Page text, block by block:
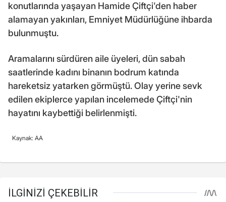
konutlarında yaşayan Hamide Çiftçi'den haber
alamayan yakınları, Emniyet Müdürlüğüne ihbarda
bulunmuştu.
Aramalarını sürdüren aile üyeleri, dün sabah
saatlerinde kadını binanın bodrum katında
hareketsiz yatarken görmüştü. Olay yerine sevk
edilen ekiplerce yapılan incelemede Çiftçi'nin
hayatını kaybettiği belirlenmişti.
Kaynak: AA